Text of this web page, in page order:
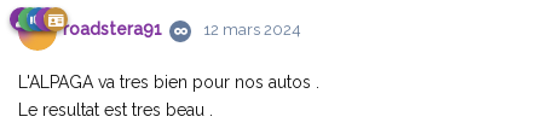
roadstera91 12 mars 2024
L'ALPAGA va tres bien pour nos autos .
Le resultat est tres beau .